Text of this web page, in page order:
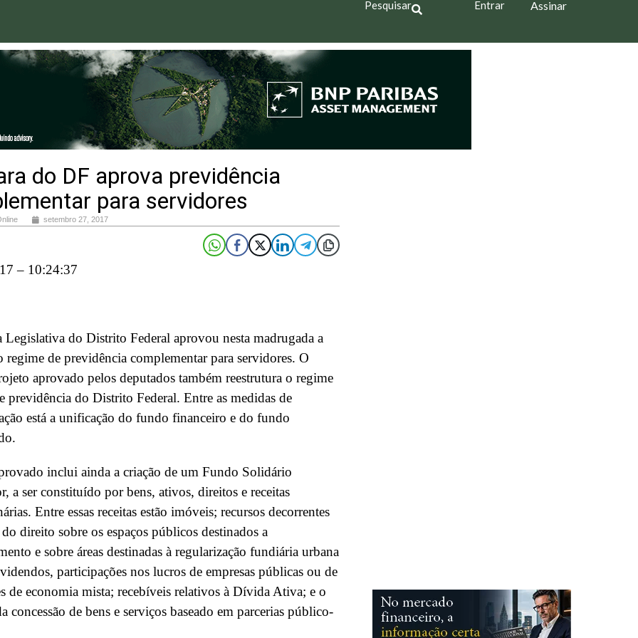
Pesquisar Entrar Assinar
do DF aprova previdência
para servidores
setembro 27, 2017
– 10:24:37
Legislativa do Distrito Federal aprovou nesta madrugada a
regime de previdência complementar para servidores. O
aprovado pelos deputados também reestrutura o regime
previdência do Distrito Federal. Entre as medidas de
está a unificação do fundo financeiro e do fundo
inclui ainda a criação de um Fundo Solidário
a ser constituído por bens, ativos, direitos e receitas
Entre essas receitas estão imóveis; recursos decorrentes
do direito sobre os espaços públicos destinados a
e sobre áreas destinadas à regularização fundiária urbana
participações nos lucros de empresas públicas ou de
de economia mista; recebíveis relativos à Dívida Ativa; e o
concessão de bens e serviços baseado em parcerias público-